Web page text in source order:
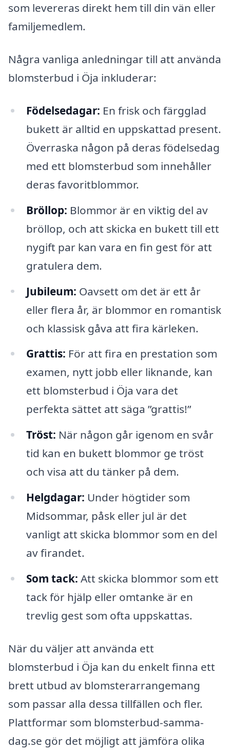
som levereras direkt hem till din vän eller
familjemedlem.
Några vanliga anledningar till att använda
blomsterbud i Öja inkluderar:
Födelsedagar: En frisk och färgglad
bukett är alltid en uppskattad present.
Överraska någon på deras födelsedag
med ett blomsterbud som innehåller
deras favoritblommor.
Bröllop: Blommor är en viktig del av
bröllop, och att skicka en bukett till ett
nygift par kan vara en fin gest för att
gratulera dem.
Jubileum: Oavsett om det är ett år
eller flera år, är blommor en romantisk
och klassisk gåva att fira kärleken.
Grattis: För att fira en prestation som
examen, nytt jobb eller liknande, kan
ett blomsterbud i Öja vara det
perfekta sättet att säga ”grattis!”
Tröst: När någon går igenom en svår
tid kan en bukett blommor ge tröst
och visa att du tänker på dem.
Helgdagar: Under högtider som
Midsommar, påsk eller jul är det
vanligt att skicka blommor som en del
av firandet.
Som tack: Att skicka blommor som ett
tack för hjälp eller omtanke är en
trevlig gest som ofta uppskattas.
När du väljer att använda ett
blomsterbud i Öja kan du enkelt finna ett
brett utbud av blomsterarrangemang
som passar alla dessa tillfällen och fler.
Plattformar som blomsterbud-samma-
dag.se gör det möjligt att jämföra olika